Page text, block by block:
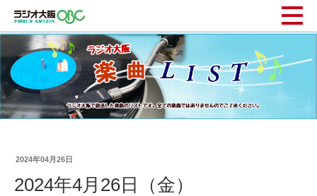
2024年04月26日
2024年4月26日（金）